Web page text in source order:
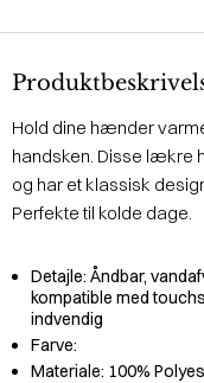
Hold dine hænder
handsken. Disse lækre
og har et klassisk
Perfekte til kolde dage.
Detajle: Åndbar,
kompatible med
indvendig
Farve:
Materiale: 100%